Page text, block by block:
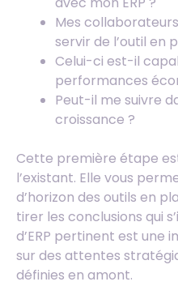
Mes
servir de l’outil en
Celui-ci est-il
performances
Peut-il me suivre
croissance ?
Cette première étape
l’existant. Elle vous
d’horizon des outils en
tirer les conclusions qui
d’ERP pertinent est une
sur des attentes
définies en amont.